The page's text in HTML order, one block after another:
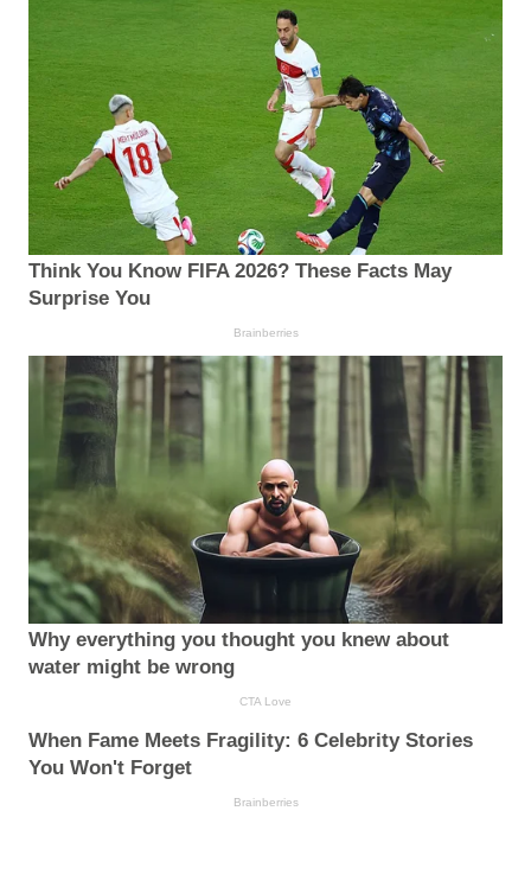
Think You Know FIFA 2026? These Facts May
Surprise You
Brainberries
Why everything you thought you knew about
water might be wrong
CTA Love
When Fame Meets Fragility: 6 Celebrity Stories
You Won't Forget
Brainberries